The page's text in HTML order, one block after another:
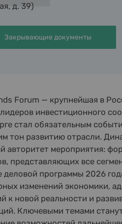
д. 39)
Закрывающие документы
Forum — крупнейшая в
инвестиционного
стал обязательным
тон развитию отрасли.
авторитет мероприятия:
представляющих все
деловой программы 2026
изменений экономики,
к новой реальности и
Ключевыми темами